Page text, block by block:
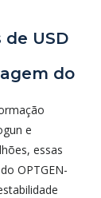
USD
do
e
essas
OPTGEN-